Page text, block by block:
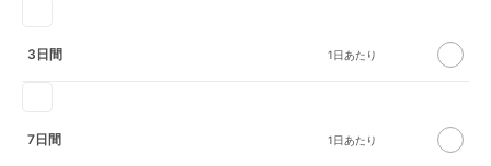
3日間
7日間